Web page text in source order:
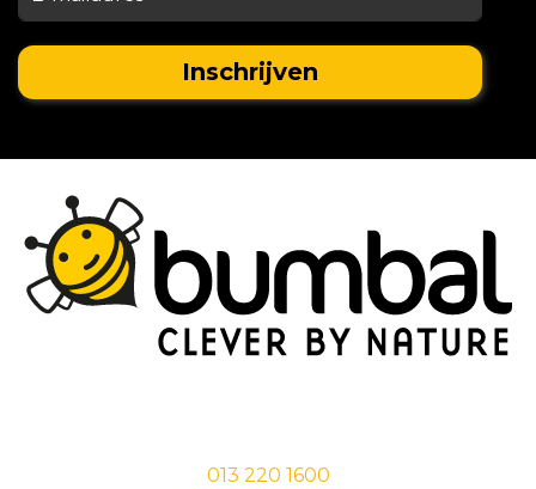
013 220 1600